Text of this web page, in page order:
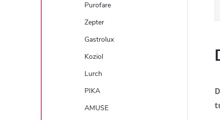
Purofare
Zepter
Gastrolux
Koziol
Lurch
PIKA
AMUSE